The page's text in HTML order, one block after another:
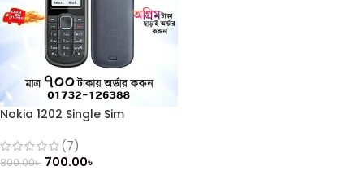
Nokia 1202 Single Sim
(7)
800.00৳ 700.00৳